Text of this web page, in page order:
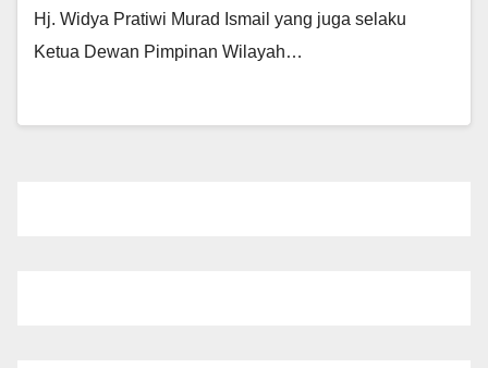
Hj. Widya Pratiwi Murad Ismail yang juga selaku
Ketua Dewan Pimpinan Wilayah…